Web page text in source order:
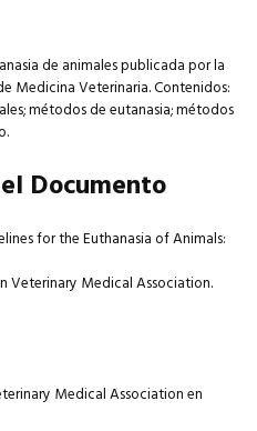
de animales publicada por la
Medicina Veterinaria. Contenidos:
métodos de eutanasia; métodos
Documento
for the Euthanasia of Animals:
Veterinary Medical Association.
Medical Association en